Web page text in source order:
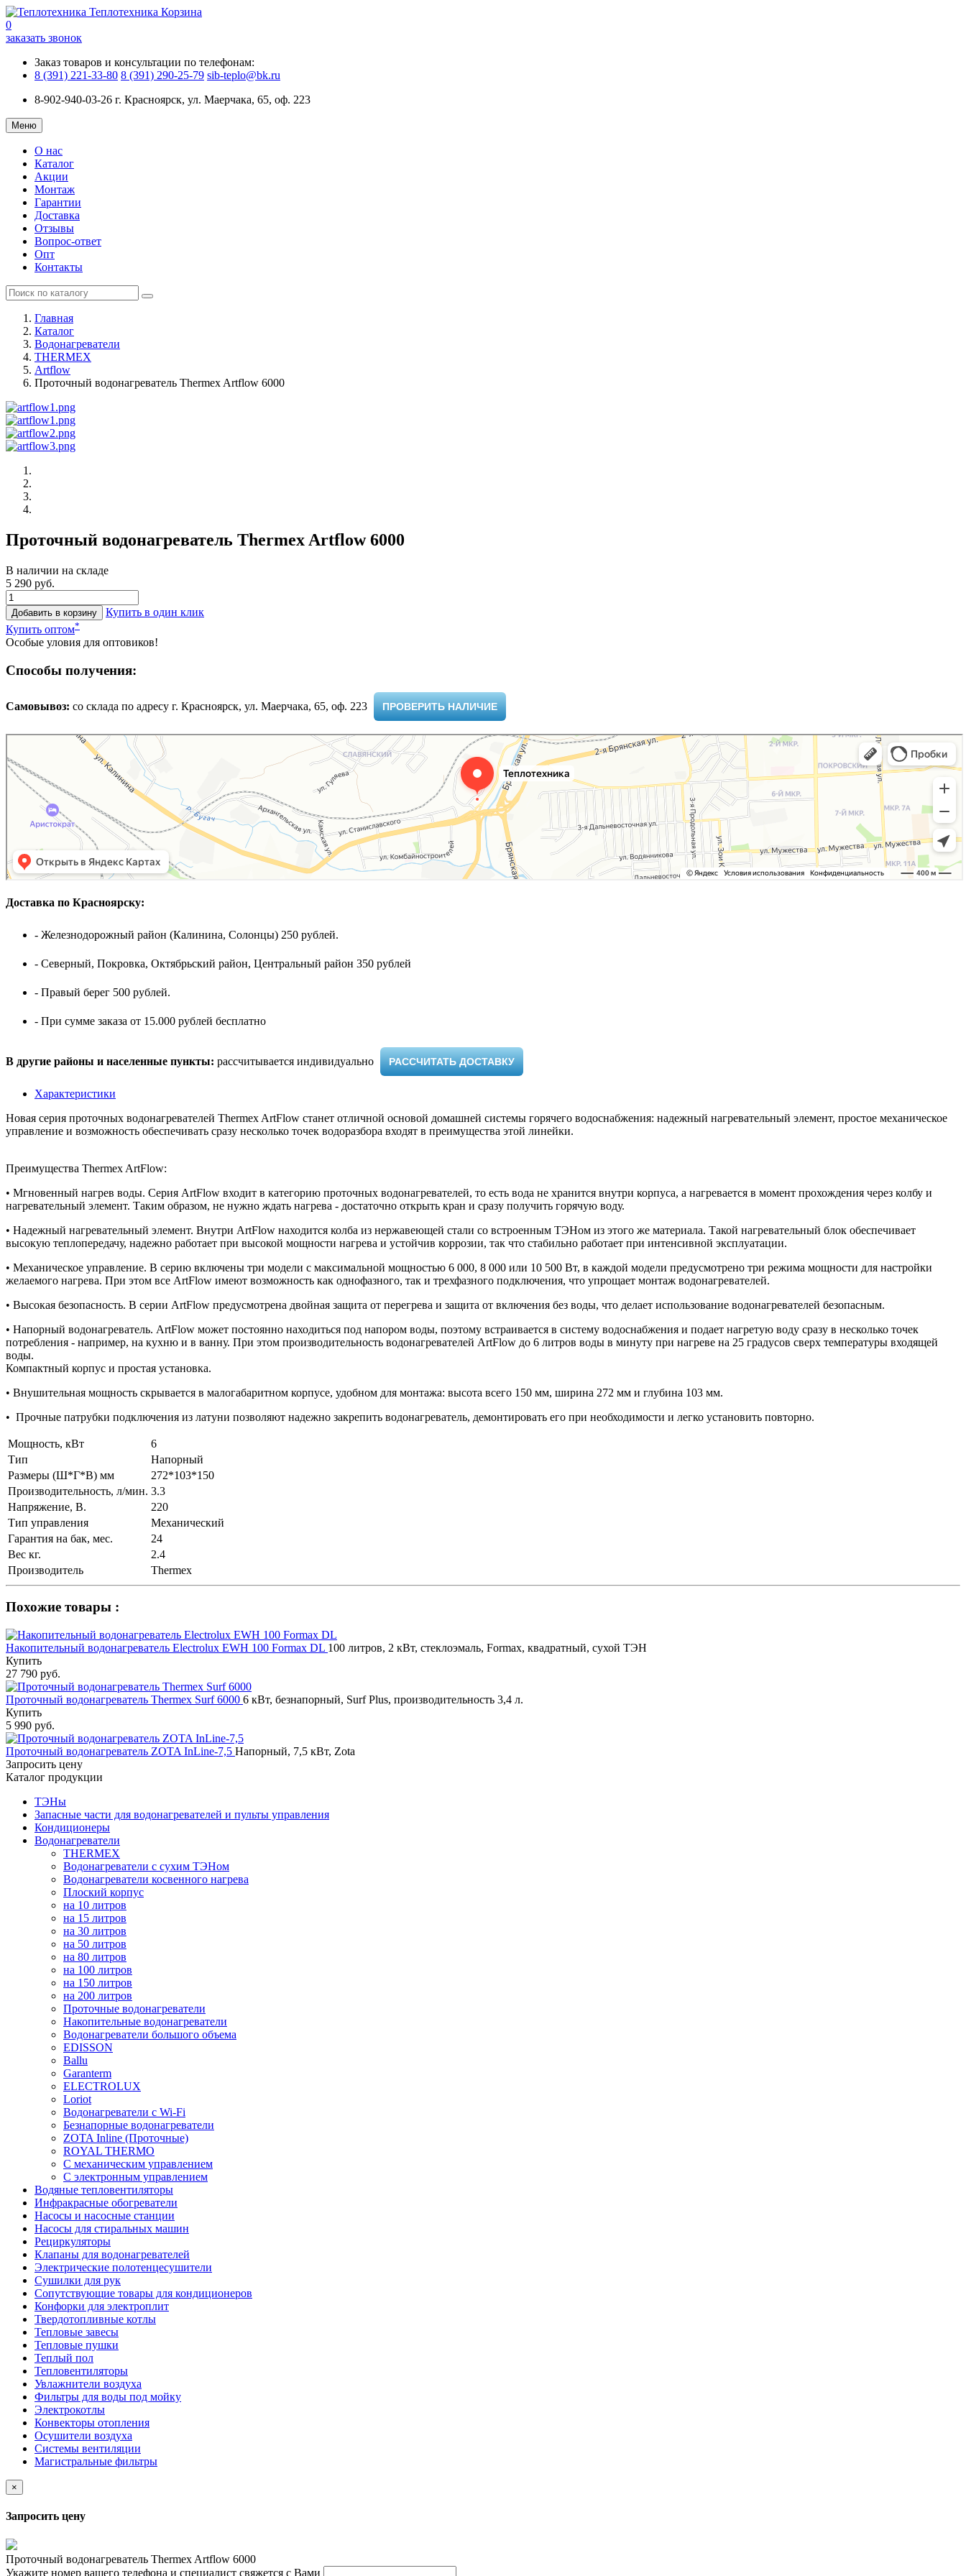
Теплотехника Корзина
0
заказать звонок
Заказ товаров и консультации по телефонам:
8 (391) 221-33-80 8 (391) 290-25-79 sib-teplo@bk.ru
8-902-940-03-26 г. Красноярск, ул. Маерчака, 65, оф. 223
Меню
О нас
Каталог
Акции
Монтаж
Гарантии
Доставка
Отзывы
Вопрос-ответ
Опт
Контакты
Главная
Каталог
Водонагреватели
THERMEX
Artflow
Проточный водонагреватель Thermex Artflow 6000
Проточный водонагреватель Thermex Artflow 6000
В наличии на складе
5 290 руб.
Добавить в корзину
Купить в один клик
Купить оптом*
Особые уловия для оптовиков!
Способы получения:
Самовывоз: cо склада по адресу г. Красноярск, ул. Маерчака, 65, оф. 223 ​ ПРОВЕРИТЬ НАЛИЧИЕ
Доставка по Красноярску:
- Железнодорожный район (Калинина, Солонцы) 250 рублей.
- Северный, Покровка, Октябрьский район, Центральный район 350 рублей
- Правый берег 500 рублей.
- При сумме заказа от 15.000 рублей бесплатно
В другие районы и населенные пункты: рассчитывается индивидуально ​ РАССЧИТАТЬ ДОСТАВКУ
Характеристики
Новая серия проточных водонагревателей Thermex ArtFlow станет отличной основой домашней системы горячего водоснабжения: надежный нагревательный элемент, простое механическое
управление и возможность обеспечивать сразу несколько точек водоразбора входят в преимущества этой линейки.
Преимущества Thermex ArtFlow:
• Мгновенный нагрев воды. Серия ArtFlow входит в категорию проточных водонагревателей, то есть вода не хранится внутри корпуса, а нагревается в момент прохождения через колбу и
нагревательный элемент. Таким образом, не нужно ждать нагрева - достаточно открыть кран и сразу получить горячую воду.
• Надежный нагревательный элемент. Внутри ArtFlow находится колба из нержавеющей стали со встроенным ТЭНом из этого же материала. Такой нагревательный блок обеспечивает
высокую теплопередачу, надежно работает при высокой мощности нагрева и устойчив коррозии, так что стабильно работает при интенсивной эксплуатации.
• Механическое управление. В серию включены три модели с максимальной мощностью 6 000, 8 000 или 10 500 Вт, в каждой модели предусмотрено три режима мощности для настройки
желаемого нагрева. При этом все ArtFlow имеют возможность как однофазного, так и трехфазного подключения, что упрощает монтаж водонагревателей.
• Высокая безопасность. В серии ArtFlow предусмотрена двойная защита от перегрева и защита от включения без воды, что делает использование водонагревателей безопасным.
• Напорный водонагреватель. ArtFlow может постоянно находиться под напором воды, поэтому встраивается в систему водоснабжения и подает нагретую воду сразу в несколько точек
потребления - например, на кухню и в ванну. При этом производительность водонагревателей ArtFlow до 6 литров воды в минуту при нагреве на 25 градусов сверх температуры входящей
воды.
Компактный корпус и простая установка.
• Внушительная мощность скрывается в малогабаритном корпусе, удобном для монтажа: высота всего 150 мм, ширина 272 мм и глубина 103 мм.
• Прочные патрубки подключения из латуни позволяют надежно закрепить водонагреватель, демонтировать его при необходимости и легко установить повторно.
Мощность, кВт
6
Тип
Напорный
Размеры (Ш*Г*В) мм
272*103*150
Производительность, л/мин. 3.3
Напряжение, В.
220
Тип управления
Механический
Гарантия на бак, мес.
24
Вес кг.
2.4
Производитель
Thermex
Похожие товары :
Накопительный водонагреватель Electrolux EWH 100 Formax DL 100 литров, 2 кВт, стеклоэмаль, Formax, квадратный, сухой ТЭН
Купить
27 790 руб.
Проточный водонагреватель Thermex Surf 6000 6 кВт, безнапорный, Surf Plus, производительность 3,4 л.
Купить
5 990 руб.
Проточный водонагреватель ZOTA InLine-7,5 Напорный, 7,5 кВт, Zota
Запросить цену
Каталог продукции
ТЭНы
Запасные части для водонагревателей и пульты управления
Кондиционеры
Водонагреватели
THERMEX
Водонагреватели с сухим ТЭНом
Водонагреватели косвенного нагрева
Плоский корпус
на 10 литров
на 15 литров
на 30 литров
на 50 литров
на 80 литров
на 100 литров
на 150 литров
на 200 литров
Проточные водонагреватели
Накопительные водонагреватели
Водонагреватели большого объема
EDISSON
Ballu
Garanterm
ELECTROLUX
Loriot
Водонагреватели с Wi-Fi
Безнапорные водонагреватели
ZOTA Inline (Проточные)
ROYAL THERMO
С механическим управлением
С электронным управлением
Водяные тепловентиляторы
Инфракрасные обогреватели
Насосы и насосные станции
Насосы для стиральных машин
Рециркуляторы
Клапаны для водонагревателей
Электрические полотенцесушители
Сушилки для рук
Сопутствующие товары для кондиционеров
Конфорки для электроплит
Твердотопливные котлы
Тепловые завесы
Тепловые пушки
Теплый пол
Тепловентиляторы
Увлажнители воздуха
Фильтры для воды под мойку
Электрокотлы
Конвекторы отопления
Осушители воздуха
Системы вентиляции
Магистральные фильтры
×
Запросить цену
Проточный водонагреватель Thermex Artflow 6000
Укажите номер вашего телефона и специалист свяжется с Вами